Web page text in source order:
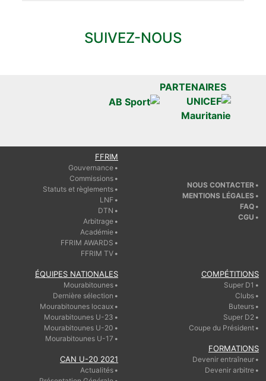
SUIVEZ-NOUS
PARTENAIRES
NOUS CONTACTER
MENTIONS LÉGALES
FAQ
CGU
FFRIM
Gouvernance
Commissions
Statuts et règlements
LNF
DTN
Arbitrage
Académie
FFRIM AWARDS
FFRIM TV
COMPÉTITIONS
Super D1
Clubs
Buteurs
Super D2
Coupe du Président
FORMATIONS
Devenir entraîneur
Devenir arbitre
ÉQUIPES NATIONALES
Mourabitounes
Dernière sélection
Mourabitounes locaux
Mourabitounes U-23
Mourabitounes U-20
Mourabitounes U-17
CAN U-20 2021
Actualités